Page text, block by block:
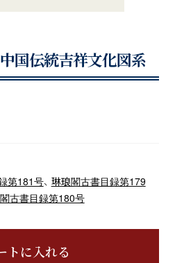
国伝統吉祥文化図系
第181号、 琳琅閣古書目録第179
古書目録第180号
トに入れる